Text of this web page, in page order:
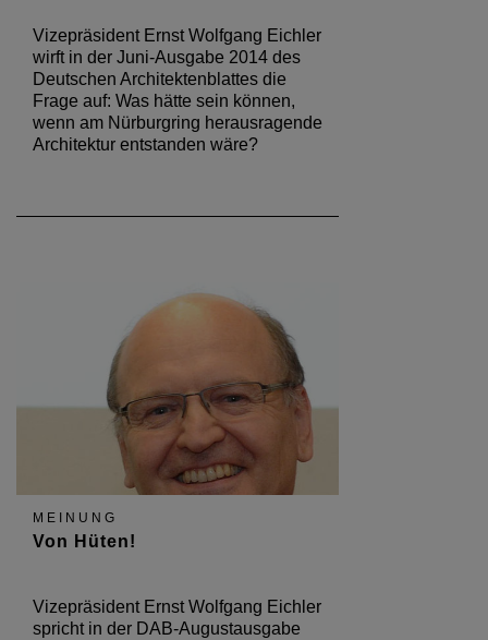
Vizepräsident Ernst Wolfgang Eichler
wirft in der Juni-Ausgabe 2014 des
Deutschen Architektenblattes die
Frage auf: Was hätte sein können,
wenn am Nürburgring herausragende
Architektur entstanden wäre?
MEINUNG
Von Hüten!
Vizepräsident Ernst Wolfgang Eichler
spricht in der DAB-Augustausgabe